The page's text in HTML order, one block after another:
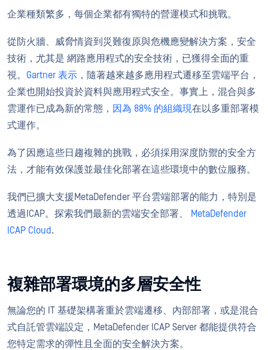
企業種類繁多，每個企業都有獨特的營運模式和挑戰。
從防火牆、威脅情資到災難復原與危機應變解決方案，安全
技術，尤其是 網路應用程式的安全技術，已獲得全面的重
視。 Gartner 表示 ，隨著越來越多應用程式遷移至雲端平台，
企業也開始投資於資料與應用程式安全。事實上，混合與多
雲運作已成為新的常態， 因為 88% 的組織現在以多重部署模
式運作。
為了因應這些日趨複雜的挑戰，必須採用深度防禦的安全方
法，才能有效保護並最佳化部署在這些環境中的數位服務。
我們已擴大支援MetaDefender 平台雲端部署的能力，特別是
透過ICAP。探索我們最新的雲端安全部署、
MetaDefender
ICAP Cloud.
複雜部署環境的多層安全性
無論您的 IT 基礎架構著重於雲端遷移、內部部署，或是混合
式自託管雲端設定，MetaDefender ICAP Server 都能提供符合
您特定需求的彈性且全面的安全解決方案。